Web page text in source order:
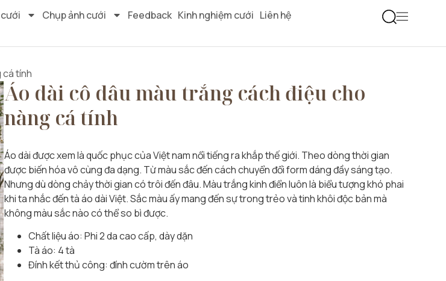
Chụp ảnh cưới Feedback Kinh nghiệm cưới Liên hệ
cá tính
Áo dài cô dâu màu trắng cách điệu cho
nàng cá tính
Áo dài được xem là quốc phục của Việt nam nổi tiếng ra khắp thế giới. Theo dòng thời gian
được biến hóa vô cùng đa dạng. Từ màu sắc đến cách chuyển đổi form dáng đầy sáng tạo.
Nhưng dù dòng chảy thời gian có trôi đến đâu. Màu trắng kinh điển luôn là biểu tượng khó phai
khi ta nhắc đến tà áo dài Việt. Sắc màu ấy mang đến sự trong trẻo và tinh khôi độc bản mà
không màu sắc nào có thể so bì được.
Chất liệu áo: Phi 2 da cao cấp, dày dặn
Tà áo: 4 tà
Đính kết thủ công: đính cườm trên áo